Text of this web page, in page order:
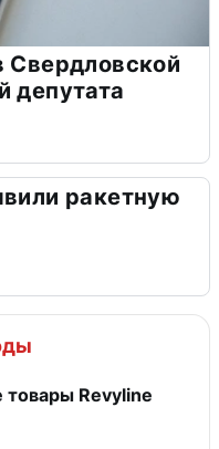
Свердловской
депутата
ракетную
товары Revyline